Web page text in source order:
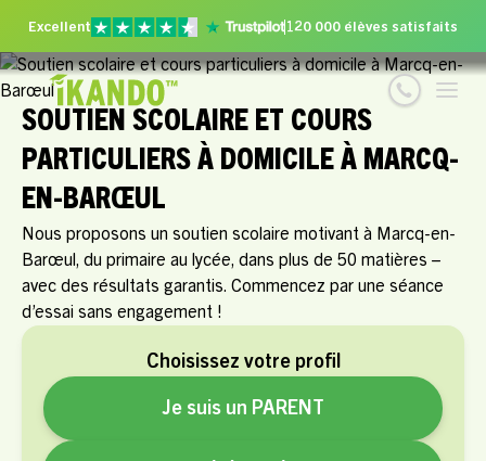
Excellent 120 000 élèves satisfaits
SOUTIEN SCOLAIRE ET COURS
PARTICULIERS À DOMICILE À MARCQ-
EN-BARŒUL
Nous proposons un soutien scolaire motivant à Marcq-en-
Barœul, du primaire au lycée, dans plus de 50 matières –
avec des résultats garantis. Commencez par une séance
d’essai sans engagement !
Choisissez votre profil
Je suis un PARENT